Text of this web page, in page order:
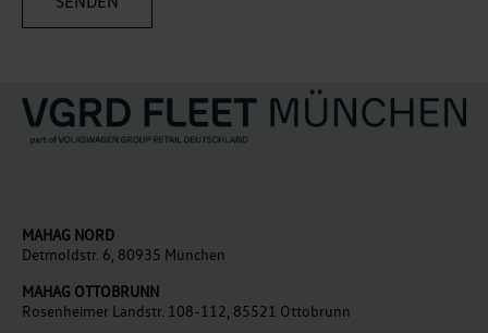
MAHAG NORD
Detmoldstr. 6, 80935 München
MAHAG OTTOBRUNN
Rosenheimer Landstr. 108-112, 85521 Ottobrunn